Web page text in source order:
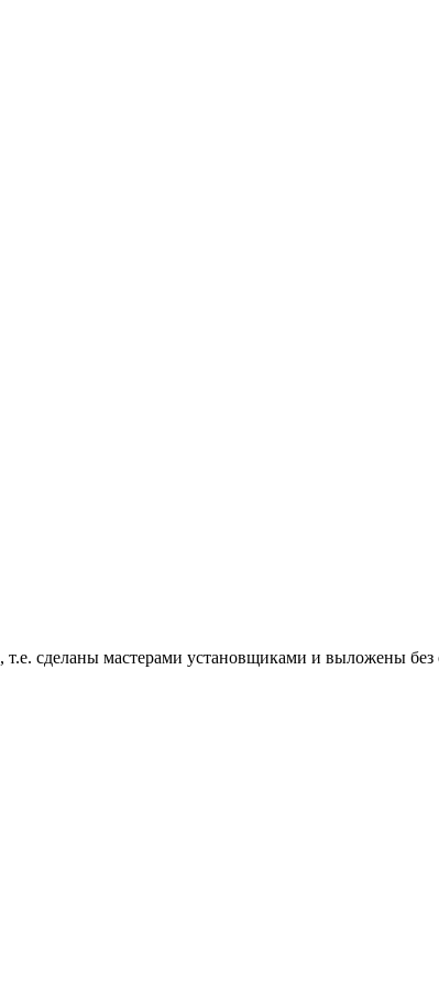
, т.е. сделаны мастерами установщиками и выложены